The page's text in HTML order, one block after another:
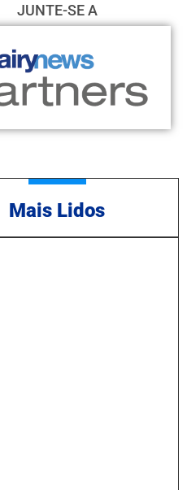
JUNTE-SE A
Mais Lidos